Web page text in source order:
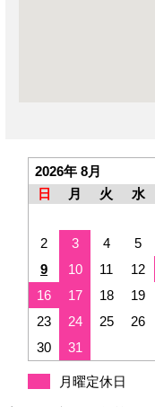
2026年 8月
日
月 火 水
2
3 4 5
9
10 11 12
16
17 18 19
23
24 25 26
30
31
月曜定休日